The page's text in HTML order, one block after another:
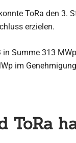
ToRa den 3.
erzielen.
Summe 313
im
ToRa